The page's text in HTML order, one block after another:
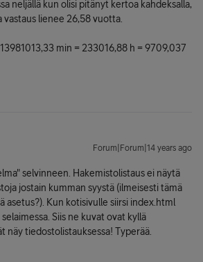
neljällä kun olisi pitänyt kertoa kahdeksalla,
vastaus lienee 26,58 vuotta.
min = 233016,88 h = 9709,037
Forum|Forum|14 years ago
selvinneen. Hakemistolistaus ei näytä
jostain kumman syystä (ilmeisesti tämä
asetus?). Kun kotisivulle siirsi index.html
Siis ne kuvat ovat kyllä
näy tiedostolistauksessa! Typerää.